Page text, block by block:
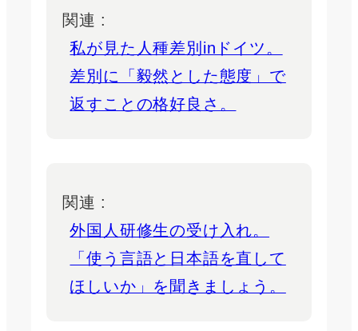
関連 :
私が見た人種差別inドイツ。
差別に「毅然とした態度」で
返すことの格好良さ。
関連 :
外国人研修生の受け入れ。
「使う言語と日本語を直して
ほしいか」を聞きましょう。